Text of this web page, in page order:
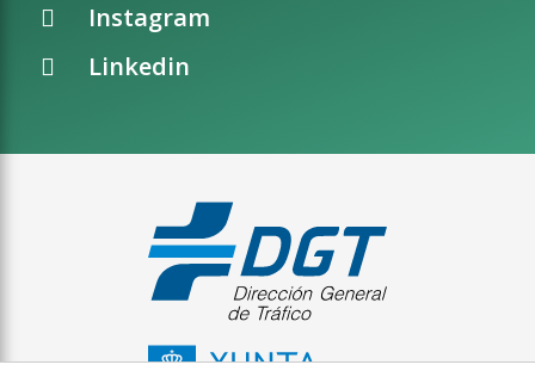
Instagram
Linkedin